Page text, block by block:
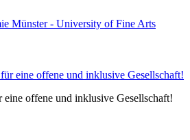
eine offene und inklusive Gesellschaft!